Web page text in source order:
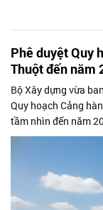
Thành, được kỳ
Phê duyệt Quy
Thuột đến năm
Bộ Xây dựng vừa
Quy hoạch Cảng
tầm nhìn đến năm
được mở rộng quy
đáp ứng nhu cầu
vùng Tây Nguyên.